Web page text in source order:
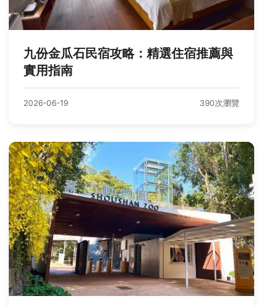
九份金瓜石民宿攻略：精選住宿推薦與
實用指南
2026-06-19 390次瀏覽